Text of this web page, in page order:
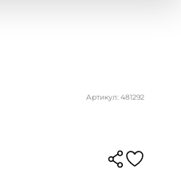
Артикул: 481292